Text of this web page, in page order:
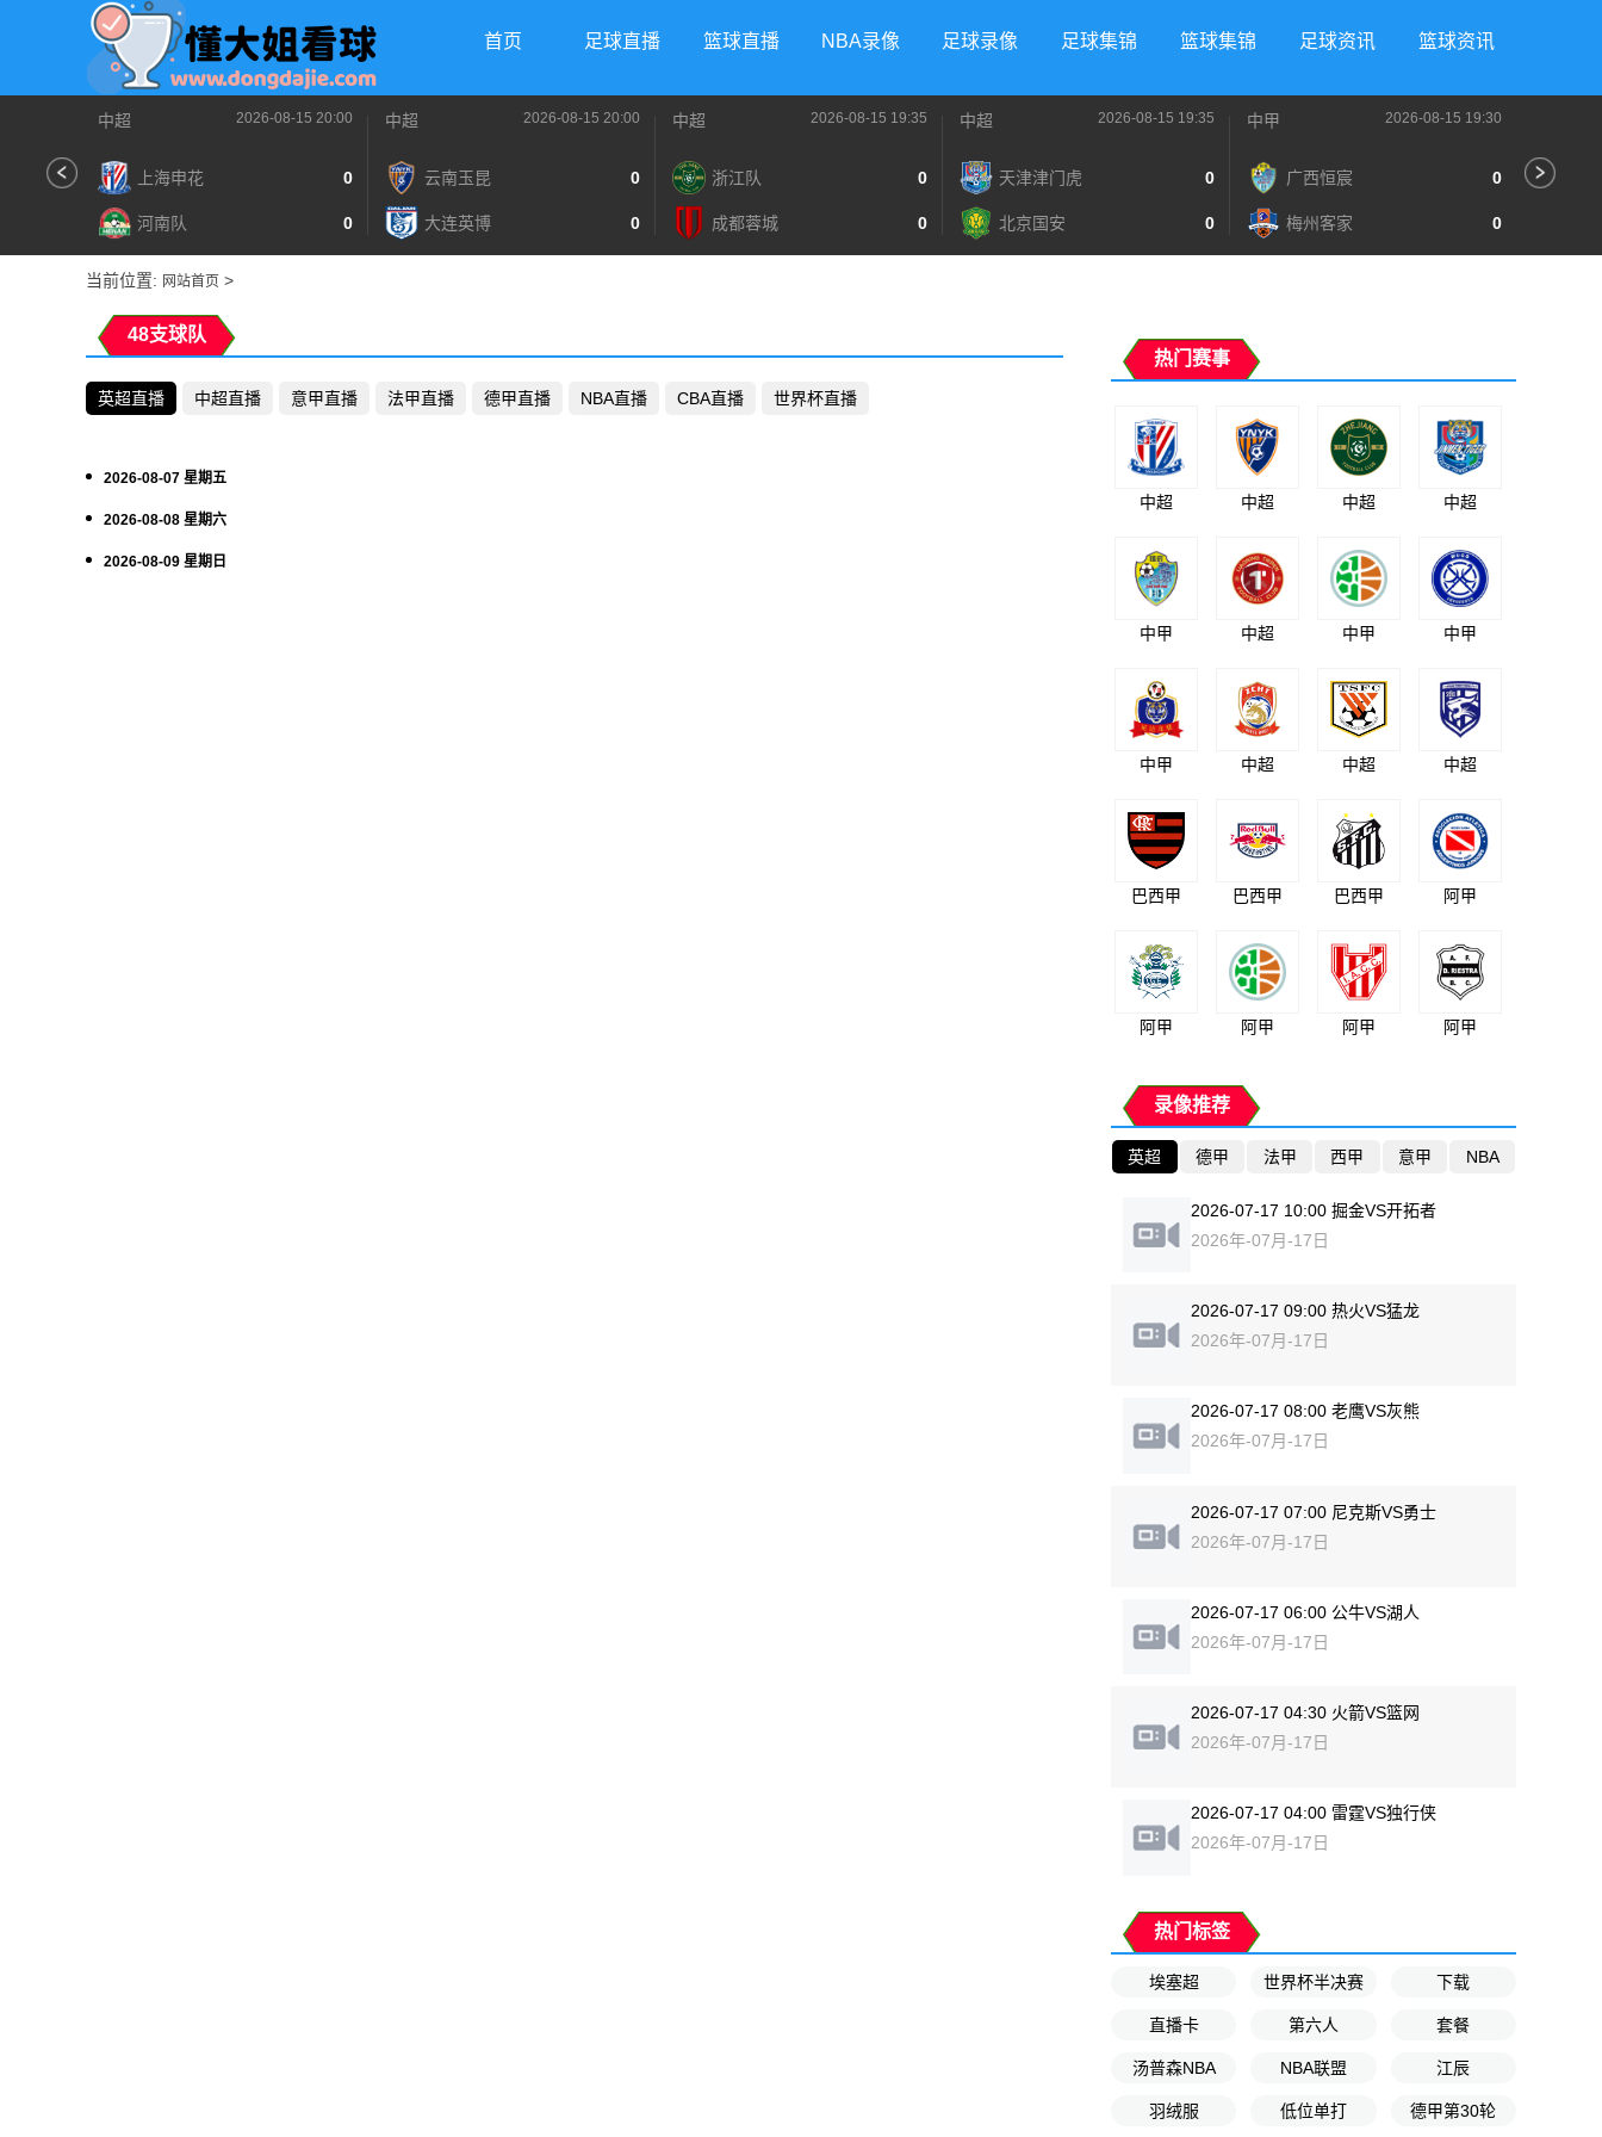
首页 足球直播 篮球直播 NBA录像 足球录像 足球集锦 篮球集锦 足球资讯 篮球资讯
中超 2026-08-15 20:00
上海申花 0
河南队 0
中超 2026-08-15 20:00
云南玉昆 0
大连英博 0
中超 2026-08-15 19:35
浙江队 0
成都蓉城 0
中超 2026-08-15 19:35
天津津门虎 0
北京国安 0
中甲 2026-08-15 19:30
广西恒宸 0
梅州客家 0
当前位置: 网站首页 >
48支球队
英超直播 中超直播 意甲直播 法甲直播 德甲直播 NBA直播 CBA直播 世界杯直播
2026-08-07 星期五
2026-08-08 星期六
2026-08-09 星期日
热门赛事
中超 中超 中超 中超
中甲 中超 中甲 中甲
中甲 中超 中超 中超
巴西甲 巴西甲 巴西甲 阿甲
阿甲 阿甲 阿甲 阿甲
录像推荐
英超 德甲 法甲 西甲 意甲 NBA
2026-07-17 10:00 掘金VS开拓者
2026年-07月-17日
2026-07-17 09:00 热火VS猛龙
2026年-07月-17日
2026-07-17 08:00 老鹰VS灰熊
2026年-07月-17日
2026-07-17 07:00 尼克斯VS勇士
2026年-07月-17日
2026-07-17 06:00 公牛VS湖人
2026年-07月-17日
2026-07-17 04:30 火箭VS篮网
2026年-07月-17日
2026-07-17 04:00 雷霆VS独行侠
2026年-07月-17日
热门标签
埃塞超 世界杯半决赛 下载
直播卡 第六人 套餐
汤普森NBA NBA联盟 江辰
羽绒服 低位单打 德甲第30轮